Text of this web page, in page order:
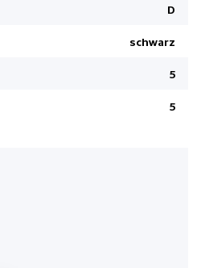
D
schwarz
5
5